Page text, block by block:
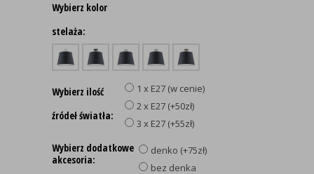
Wybierz kolor
stelaża:
Wybierz ilość
źródeł światła:
1 x E27 (w cenie)
2 x E27 (+50zł)
3 x E27 (+55zł)
Wybierz dodatkowe
akcesoria:
denko (+75zł)
bez denka